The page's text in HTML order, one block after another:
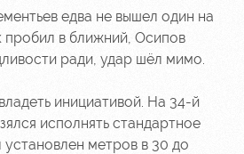
едва не вышел один на
пробил в ближний, Осипов
ради, удар шёл мимо.
инициативой. На 34-й
исполнять стандартное
метров в 30 до